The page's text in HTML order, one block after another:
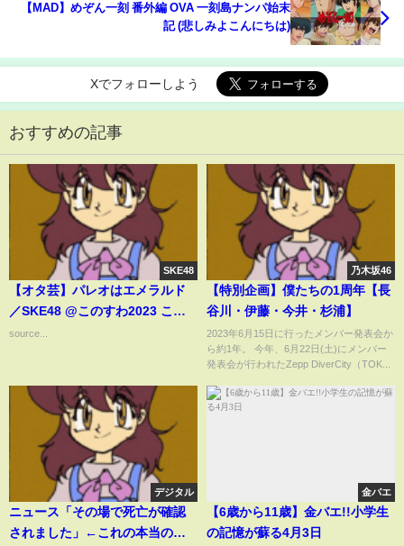
【MAD】めぞん一刻 番外編 OVA 一刻島ナンパ始末
記 (悲しみよこんにちは)
Xでフォローしよう
おすすめの記事
SKE48
【オタ芸】パレオはエメラルド
／SKE48 @このすわ2023 この
素晴らしいSUWAにアニクラを！
EDテーマ】
source...
乃木坂46
【特別企画】僕たちの1周年【長
谷川・伊藤・今井・杉浦】
2023年6月15日に行ったメンバー発表会か
ら約1年。 今年、6月22日(土)にメンバー
発表会が行われたZepp DiverCity（TOK...
デジタル
ニュース「その場で死亡が確認
されました」←これの本当の意
金バエ
【6歳から11歳】金バエ!!小学生
の記憶が蘇る4月3日